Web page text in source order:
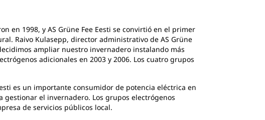
en 1998, y AS Grüne Fee Eesti se convirtió en el primer
Raivo Kulasepp, director administrativo de AS Grüne
ampliar nuestro invernadero instalando más
adicionales en 2003 y 2006. Los cuatro grupos
es un importante consumidor de potencia eléctrica en
gestionar el invernadero. Los grupos electrógenos
de servicios públicos local.